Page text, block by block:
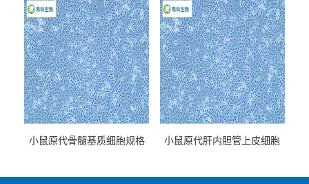
小鼠原代骨髓基质细胞规格
小鼠原代肝内胆管上皮细胞